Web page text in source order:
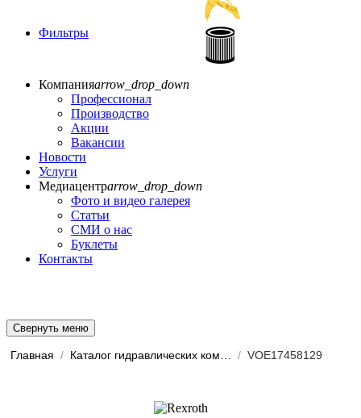
Фильтры
Компанияarrow_drop_down
Профессионал
Производство
Акции
Вакансии
Новости
Услуги
Медиацентрarrow_drop_down
Фото и видео галерея
Статьи
СМИ о нас
Буклеты
Контакты
Свернуть меню
Главная / / VOE17458129